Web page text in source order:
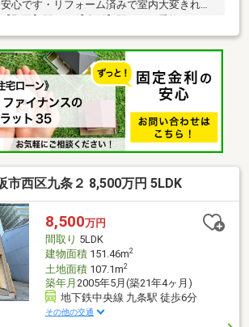
心です・リフォーム済みで室内大変きれい
前線【玉川】駅から【なんば】まで乗換な
納＋ロフト付きで収納充実◎・西・北・東の
良好です※物件写真は一部、AIによる画像処
や備品が削除されております。現況とは異な
い。
市西区九条２ 8,500万円 5LDK
8,500万円
間取り 5LDK
建物面積151.46m2
土地面積107.1m2
築年月 2005年5月(築21年4ヶ月)
地下鉄中央線 九条駅 徒歩6分
その他の交通